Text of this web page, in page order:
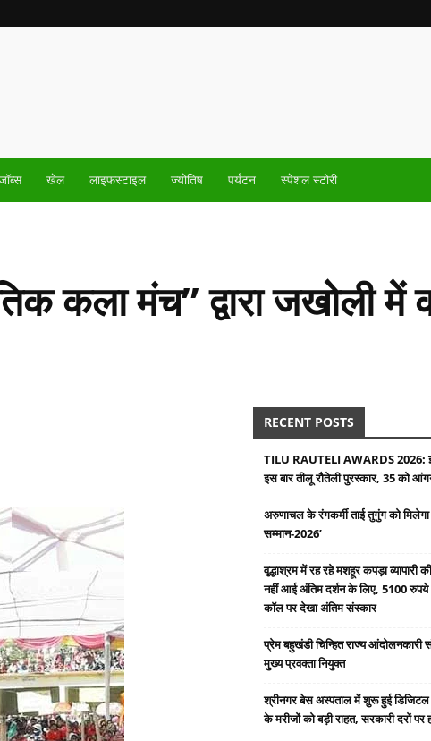
खेल लाइफस्टाइल ज्योतिष पर्यटन स्पेशल स्टोरी
कला मंच” द्वारा जखोली में
RECENT POSTS
TILU RAUTELI AWARDS 2026:
इस बार तीलू रौतेली पुरस्कार, 35 को
अरुणाचल के रंगकर्मी ताई तुगुंग को मिलेगा
सम्मान-2026’
वृद्धाश्रम में रह रहे मशहूर कपड़ा व्यापारी
नहीं आई अंतिम दर्शन के लिए, 5100
कॉल पर देखा अंतिम संस्कार
प्रेम बहुखंडी चिन्हित राज्य
मुख्य प्रवक्ता नियुक्त
श्रीनगर बेस अस्पताल में शुरू हुई
के मरीजों को बड़ी राहत, सरकारी दरों पर